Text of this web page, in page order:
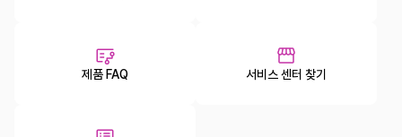
제품 FAQ 서비스 센터 찾기